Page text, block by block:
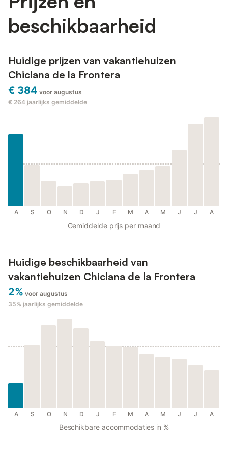
beschikbaarheid
Huidige prijzen van vakantiehuizen
Chiclana de la Frontera
€ 384 voor augustus
€ 264 jaarlijks gemiddelde
A S O N D J F M A M J J A
Gemiddelde prijs per maand
Huidige beschikbaarheid van
vakantiehuizen Chiclana de la Frontera
2% voor augustus
35% jaarlijks gemiddelde
A S O N D J F M A M J J A
Beschikbare accommodaties in %